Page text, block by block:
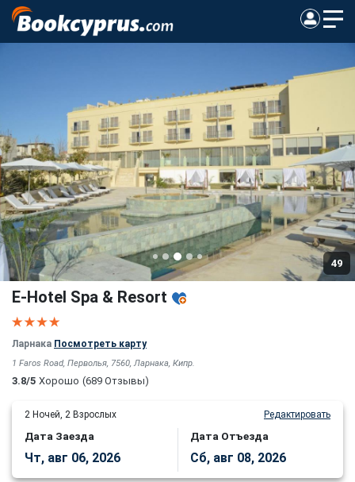
49
E-Hotel Spa & Resort
Ларнака Посмотреть карту
1 Faros Road, Перволья, 7560, Ларнака, Кипр.
3.8/5 Хорошо (689 Отзывы)
2 Ночей, 2 Взрослых Редактировать
Дата Заезда
Чт, авг 06, 2026
Дата Отъезда
Сб, авг 08, 2026